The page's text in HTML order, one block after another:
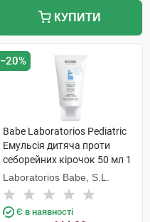
КУПИТИ
−20%
Babe Laboratorios Pediatric
Емульсія дитяча проти
себорейних кірочок 50 мл 1
туба
Laboratorios Babe, S.L.
Є в наявності